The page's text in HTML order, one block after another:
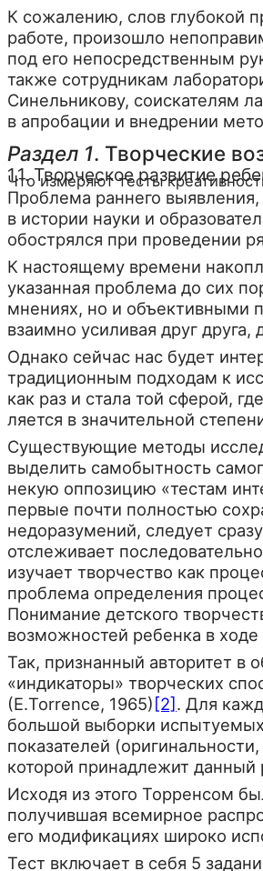
К сожалению, слов глубокой
работе, произошло
под его непосред­ственным
также сотрудникам
Синельникову, соискателям
в апробации и внедрении
Раздел 1. Творческие
1.1. Творческое развитие
Что измеряют тесты
Проблема раннего выявления,
в истории науки и
обострялся при про­ведении
К настоящему времени
указанная проблема до сих
мнениях, но и объек­тивными
взаимно усиливая друг
Однако сейчас нас будет
традиционным подходам к
как раз и стала той сфе­рой,
ляется в значительной
Существующие методы
выделить самобытность
некую оппозицию «те­стам
первые почти полностью
недоразумений, следует
отслеживает
изучает творчество как
проблема определения
Понимание детского
возможнос­тей ребенка в
Так, признанный авторитет в
«индикаторы» творческих
(Е.Torrence, 1965) [2] . Для
большой выборки
показателей
которой принадлежит данный
Исходя из этого Торренсом
получившая всемирное
его модификациях ши­роко
Тест включает в себя 5